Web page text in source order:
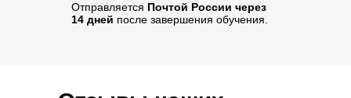
Отправляется Почтой России через
14 дней после завершения обучения.